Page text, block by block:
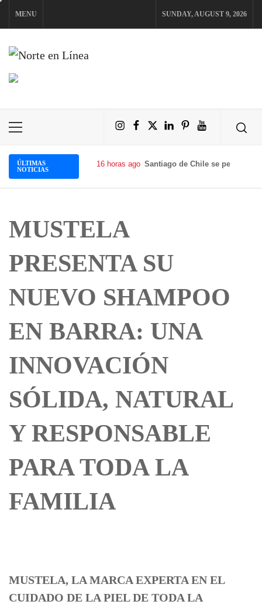
Skip
to
content
MENU SUNDAY, AUGUST 9, 2026
NORTE EN LÍNEA
Primary
InstagramFacebook
X LinkedInPinterestYouTube
ÚLTIMAS
NOTICIAS
16 horas ago Santiago de Chile se perfila
MUSTELA
PRESENTA SU
NUEVO SHAMPOO
EN BARRA: UNA
INNOVACIÓN
SÓLIDA, NATURAL
Y RESPONSABLE
PARA TODA LA
FAMILIA
MUSTELA, LA MARCA EXPERTA EN EL
CUIDADO DE LA PIEL DE TODA LA